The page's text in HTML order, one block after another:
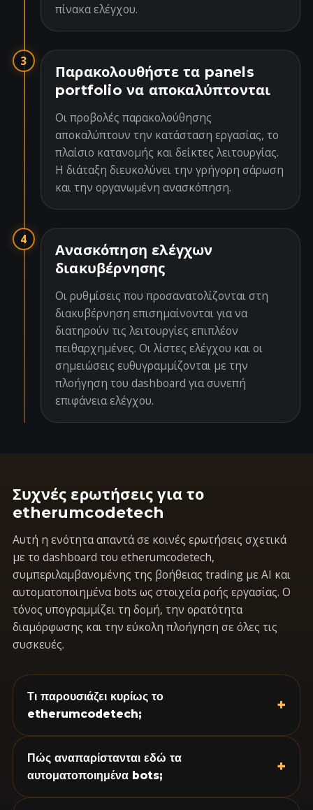
πίνακα ελέγχου.
3
Παρακολουθήστε τα panels
portfolio να αποκαλύπτονται
Οι προβολές παρακολούθησης
αποκαλύπτουν την κατάσταση εργασίας, το
πλαίσιο κατανομής και δείκτες λειτουργίας.
Η διάταξη διευκολύνει την γρήγορη σάρωση
και την οργανωμένη ανασκόπηση.
4
Ανασκόπηση ελέγχων
διακυβέρνησης
Οι ρυθμίσεις που προσανατολίζονται στη
διακυβέρνηση επισημαίνονται για να
διατηρούν τις λειτουργίες επιπλέον
πειθαρχημένες. Οι λίστες ελέγχου και οι
σημειώσεις ευθυγραμμίζονται με την
πλοήγηση του dashboard για συνεπή
επιφάνεια ελέγχου.
Συχνές ερωτήσεις για το
etherumcodetech
Αυτή η ενότητα απαντά σε κοινές ερωτήσεις σχετικά
με το dashboard του etherumcodetech,
συμπεριλαμβανομένης της βοήθειας trading με AI και
αυτοματοποιημένα bots ως στοιχεία ροής εργασίας. Ο
τόνος υπογραμμίζει τη δομή, την ορατότητα
διαμόρφωσης και την εύκολη πλοήγηση σε όλες τις
συσκευές.
Τι παρουσιάζει κυρίως το
etherumcodetech;
+
Πώς αναπαρίστανται εδώ τα
αυτοματοποιημένα bots;
+